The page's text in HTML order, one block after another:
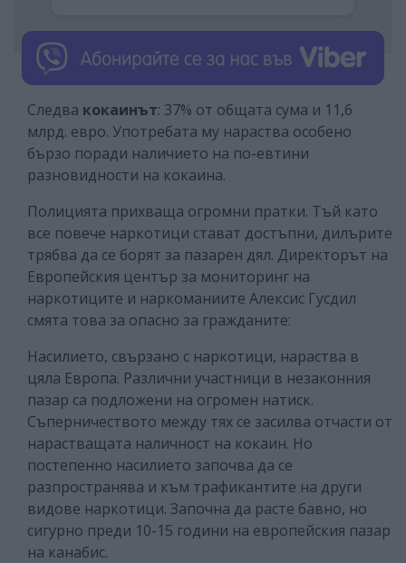
Следва кокаинът: 37% от общата сума и 11,6
млрд. евро. Употребата му нараства особено
бързо поради наличието на по-евтини
разновидности на кокаина.
Полицията прихваща огромни пратки. Тъй като
все повече наркотици стават достъпни, дилърите
трябва да се борят за пазарен дял. Директорът на
Европейския център за мониторинг на
наркотиците и наркоманиите Алексис Гусдил
смята това за опасно за гражданите:
Насилието, свързано с наркотици, нараства в
цяла Европа. Различни участници в незаконния
пазар са подложени на огромен натиск.
Съперничеството между тях се засилва отчасти от
нарастващата наличност на кокаин. Но
постепенно насилието започва да се
разпространява и към трафикантите на други
видове наркотици. Започна да расте бавно, но
сигурно преди 10-15 години на европейския пазар
на канабис.